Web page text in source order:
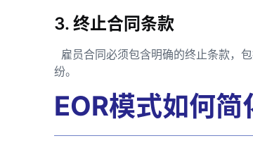
3. 终止合同条款
雇员合同必须包含明确的终止条款，
纷。
EOR模式如何简